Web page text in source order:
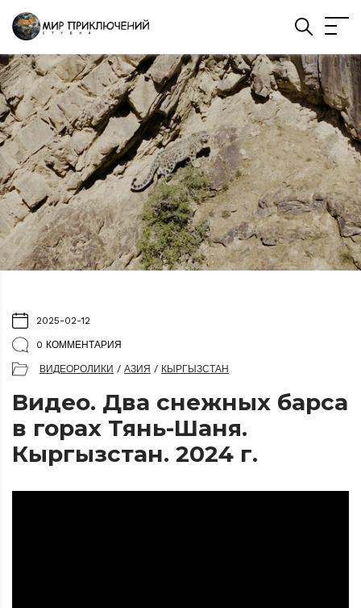
2025-02-12
0 КОММЕНТАРИЯ
ВИДЕОРОЛИКИ / АЗИЯ / КЫРГЫЗСТАН
Видео. Два снежных барса
в горах Тянь-Шаня.
Кыргызстан. 2024 г.